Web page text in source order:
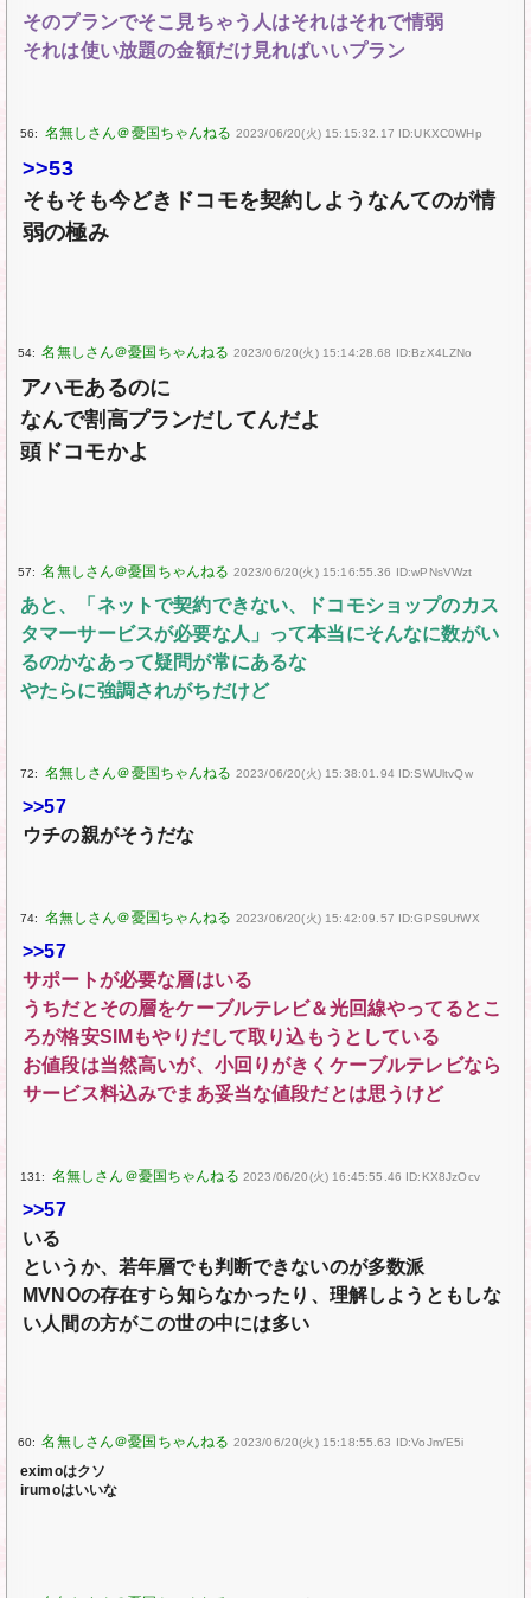
そのプランでそこ見ちゃう人はそれはそれで情弱
それは使い放題の金額だけ見ればいいプラン
56: 2023/06/20(火) 15:15:32.17 ID:UKXC0WHp
>>53
そもそも今どきドコモを契約しようなんてのが情
弱の極み
54: 2023/06/20(火) 15:14:28.68 ID:BzX4LZNo
アハモあるのに
なんで割高プランだしてんだよ
頭ドコモかよ
57: 2023/06/20(火) 15:16:55.36 ID:wPNsVWzt
あと、「ネットで契約できない、ドコモショップのカス
タマーサービスが必要な人」って本当にそんなに数がい
るのかなあって疑問が常にあるな
やたらに強調されがちだけど
72: 2023/06/20(火) 15:38:01.94 ID:SWUltvQw
>>57
ウチの親がそうだな
74: 2023/06/20(火) 15:42:09.57 ID:GPS9UfWX
>>57
サポートが必要な層はいる
うちだとその層をケーブルテレビ＆光回線やってるとこ
ろが格安SIMもやりだして取り込もうとしている
お値段は当然高いが、小回りがきくケーブルテレビなら
サービス料込みでまあ妥当な値段だとは思うけど
131: 2023/06/20(火) 16:45:55.46 ID:KX8JzOcv
>>57
いる
というか、若年層でも判断できないのが多数派
MVNOの存在すら知らなかったり、理解しようともしな
い人間の方がこの世の中には多い
60: 2023/06/20(火) 15:18:55.63 ID:VoJm/E5i
eximoはクソ
irumoはいいな